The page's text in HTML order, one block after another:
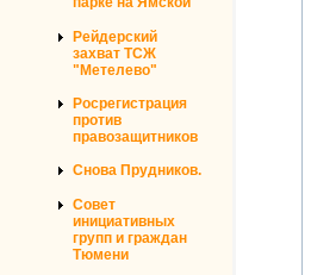
Рейдерский
захват ТСЖ
"Метелево"
Росрегистрация
против
правозащитников
Снова Прудников.
Совет
инициативных
групп и граждан
Тюмени